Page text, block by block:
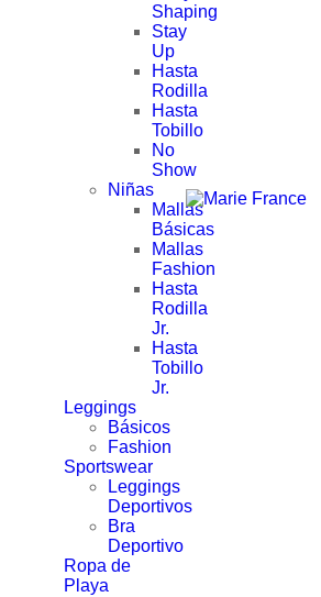
Shaping
Stay
Up
Hasta
Rodilla
Hasta
Tobillo
No
Show
Niñas
Mallas
Básicas
Mallas
Fashion
Hasta
Rodilla
Jr.
Hasta
Tobillo
Jr.
Leggings
Básicos
Fashion
Sportswear
Leggings
Deportivos
Bra
Deportivo
Ropa de
Playa